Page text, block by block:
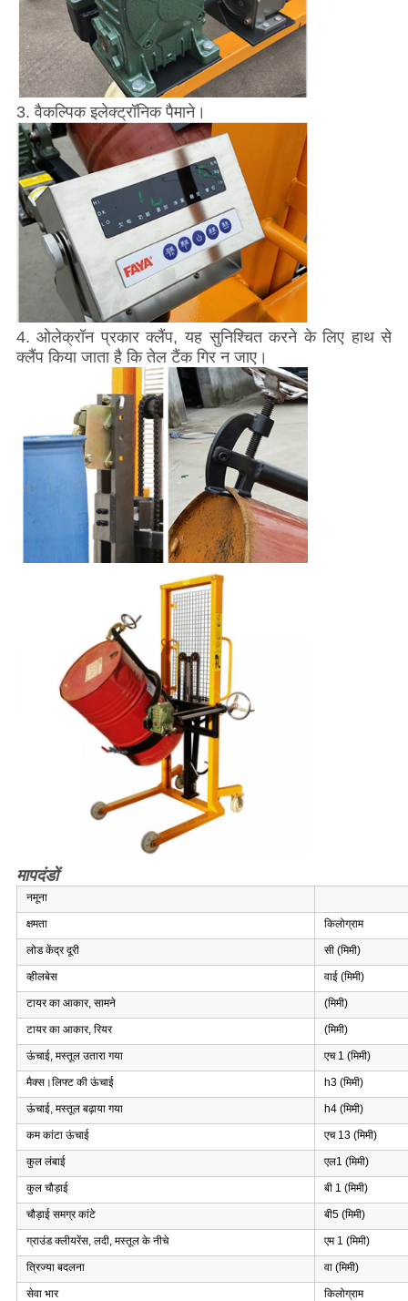
3. वैकल्पिक इलेक्ट्रॉनिक पैमाने।
4. ओलेक्रॉन प्रकार क्लैंप, यह सुनिश्चित करने के लिए हाथ से
क्लैंप किया जाता है कि तेल टैंक गिर न जाए।
मापदंडों
नमूना
क्षमता किलोग्राम
लोड केंद्र दूरी सी (मिमी)
व्हीलबेस वाई (मिमी)
टायर का आकार, सामने (मिमी)
टायर का आकार, रियर (मिमी)
ऊंचाई, मस्तूल उतारा गया एच 1 (मिमी)
मैक्स।लिफ्ट की ऊंचाई h3 (मिमी)
ऊंचाई, मस्तूल बढ़ाया गया h4 (मिमी)
कम कांटा ऊंचाई एच 13 (मिमी)
कुल लंबाई एल1 (मिमी)
कुल चौड़ाई बी 1 (मिमी)
चौड़ाई समग्र कांटे बी5 (मिमी)
ग्राउंड क्लीयरेंस, लदी, मस्तूल के नीचे एम 1 (मिमी)
त्रिज्या बदलना वा (मिमी)
सेवा भार किलोग्राम